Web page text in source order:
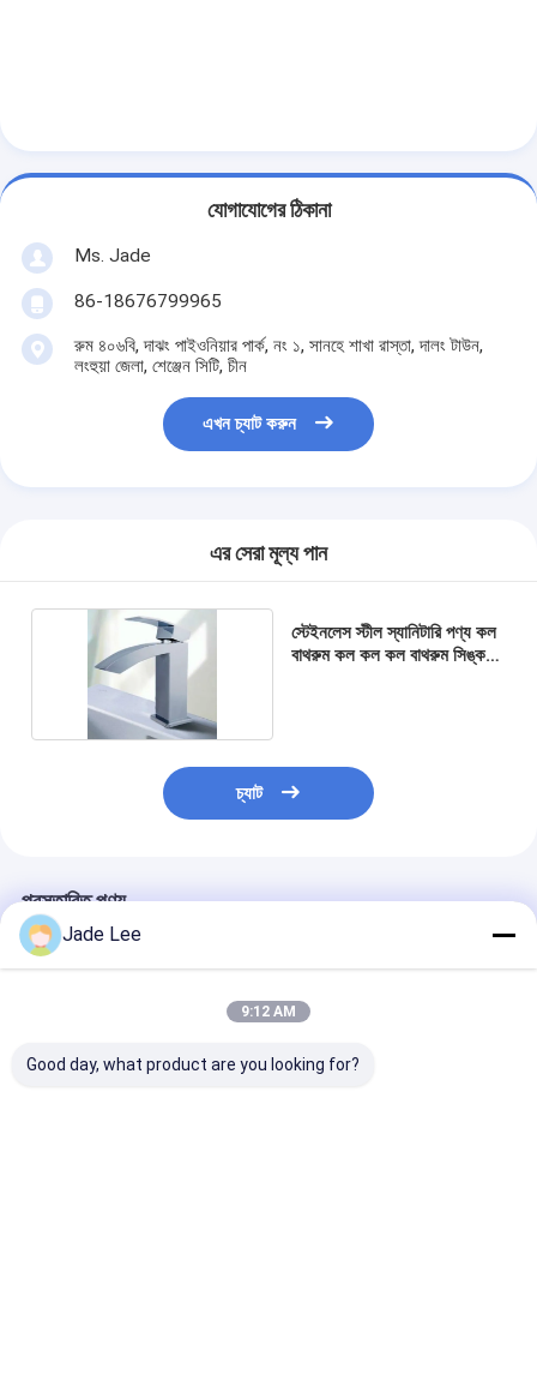
যোগাযোগের ঠিকানা
Ms. Jade
86-18676799965
রুম ৪০৬বি, দাঝং পাইওনিয়ার পার্ক, নং ১, সানহে শাখা রাস্তা, দালং টাউন,
লংহুয়া জেলা, শেঞ্জেন সিটি, চীন
এখন চ্যাট করুন
এর সেরা মূল্য পান
স্টেইনলেস স্টীল স্যানিটারি পণ্য কল
বাথরুম কল কল কল বাথরুম সিঙ্ক
চ্যাট
প্রস্তাবিত পণ্য
Jade Lee
9:12 AM
Good day, what product are you looking for?